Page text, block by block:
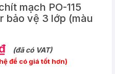
mạch PO-115
bảo vệ 3 lớp (màu
(đã có VAT)
để có giá tốt hơn)